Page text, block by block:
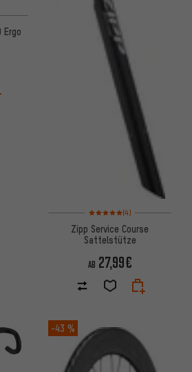
5 basierend auf 5 Bewertungen
Ergo
Bewertungen: 5 von 5
(4)
Zipp Service Course
Sattelstütze
AB 27,99€
-43 %